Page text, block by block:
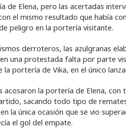
de Elena, pero las acertadas
el mismo resultado que había
peligro en la portería visitante.
derroteros, las azulgranas
una protestada falta por parte
portería de Vika, en el único
la portería de Elena,
sacando todo tipo de
la única ocasión que se vio
el gol del empate.